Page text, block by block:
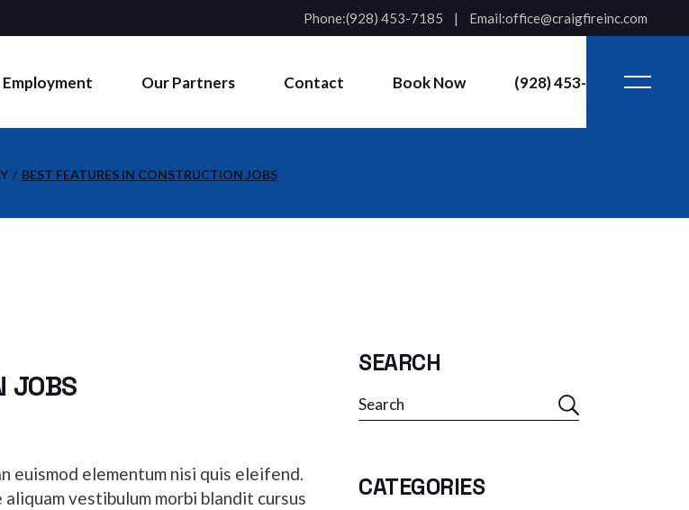
Phone:(928) 453-7185 Email:office@craigfireinc.com
Employment Our Partners Contact Book Now (928) 453-7185
BEST FEATURES IN CONSTRUCTION JOBS
JOBS
euismod elementum nisi quis eleifend.
vestibulum morbi blandit cursus
SEARCH
CATEGORIES